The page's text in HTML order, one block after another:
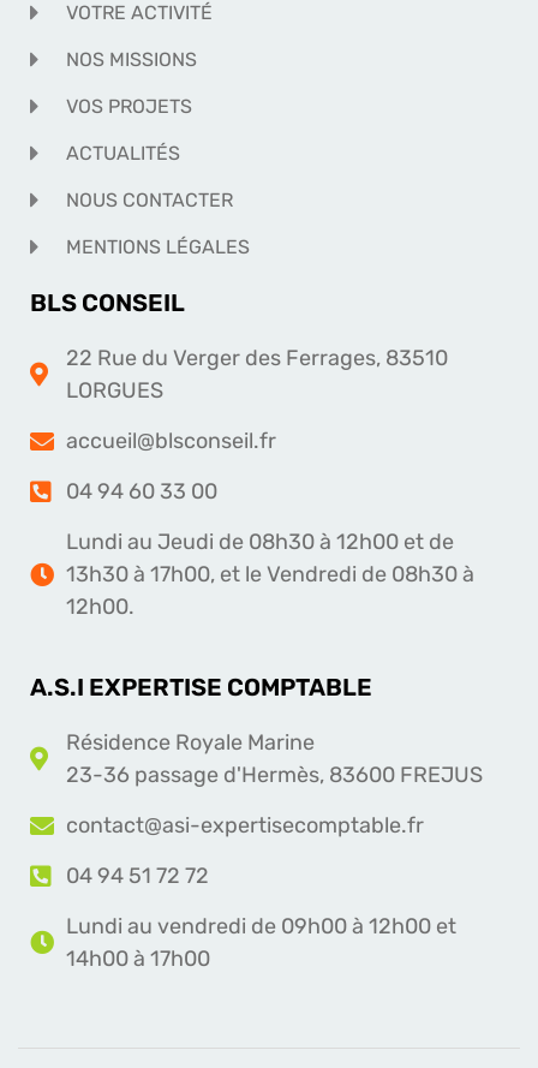
VOTRE ACTIVITÉ
NOS MISSIONS
VOS PROJETS
ACTUALITÉS
NOUS CONTACTER
MENTIONS LÉGALES
BLS CONSEIL
22 Rue du Verger des Ferrages, 83510
LORGUES
accueil@blsconseil.fr
04 94 60 33 00
Lundi au Jeudi de 08h30 à 12h00 et de
13h30 à 17h00, et le Vendredi de 08h30 à
12h00.
A.S.I EXPERTISE COMPTABLE
Résidence Royale Marine
23-36 passage d'Hermès, 83600 FREJUS
contact@asi-expertisecomptable.fr
04 94 51 72 72
Lundi au vendredi de 09h00 à 12h00 et
14h00 à 17h00